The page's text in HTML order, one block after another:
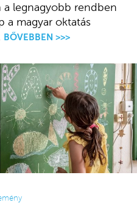
a legnagyobb rendben
a magyar oktatás
BŐVEBBEN >>>